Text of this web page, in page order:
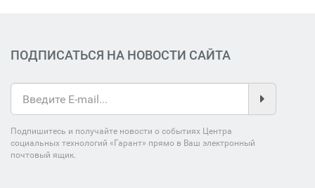
ПОДПИСАТЬСЯ НА НОВОСТИ САЙТА
Подпишитесь и получайте новости о событиях Центра
социальных технологий «Гарант» прямо в Ваш электронный
почтовый ящик.